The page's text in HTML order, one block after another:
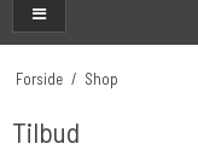
Forside / Shop
Tilbud